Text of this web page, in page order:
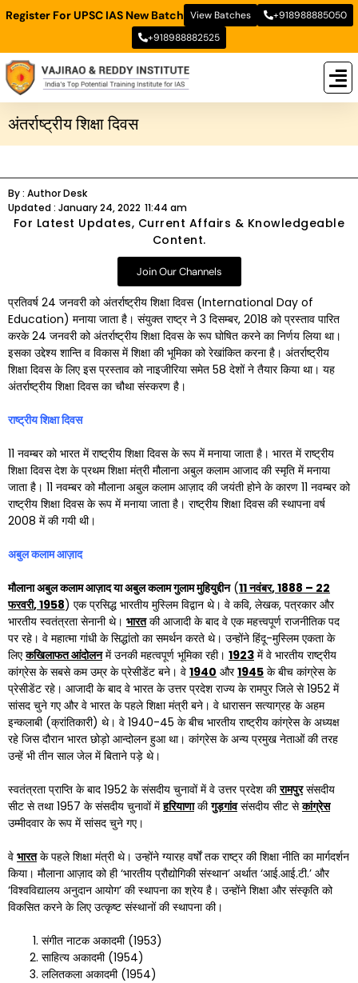
Register For UPSC IAS New Batch View Batches
+918988885050
+918988882525
अंतर्राष्ट्रीय शिक्षा दिवस
By : Author Desk
Updated : January 24, 2022 11:44 am
For Latest Updates, Current Affairs & Knowledgeable
Content.
Join Our Channels
प्रतिवर्ष 24 जनवरी को अंतर्राष्ट्रीय शिक्षा दिवस (International Day of
Education) मनाया जाता है। संयुक्त राष्ट्र ने 3 दिसम्बर, 2018 को प्रस्ताव पारित
करके 24 जनवरी को अंतर्राष्ट्रीय शिक्षा दिवस के रूप घोषित करने का निर्णय लिया था।
इसका उद्देश्य शान्ति व विकास में शिक्षा की भूमिका को रेखांकित करना है। अंतर्राष्ट्रीय
शिक्षा दिवस के लिए इस प्रस्ताव को नाइजीरिया समेत 58 देशों ने तैयार किया था। यह
अंतर्राष्ट्रीय शिक्षा दिवस का चौथा संस्करण है।
राष्ट्रीय शिक्षा दिवस
11 नवम्बर को भारत में राष्ट्रीय शिक्षा दिवस के रूप में मनाया जाता है। भारत में राष्ट्रीय
शिक्षा दिवस देश के प्रथम शिक्षा मंत्री मौलाना अबुल कलाम आजाद की स्मृति में मनाया
जाता है। 11 नवम्बर को मौलाना अबुल कलाम आज़ाद की जयंती होने के कारण 11 नवम्बर को
राष्ट्रीय शिक्षा दिवस के रूप में मनाया जाता है। राष्ट्रीय शिक्षा दिवस की स्थापना वर्ष
2008 में की गयी थी।
अबुल कलाम आज़ाद
मौलाना अबुल कलाम आज़ाद या अबुल कलाम गुलाम मुहियुद्दीन(11नवंबर, 1888 – 22
फरवरी, 1958) एक प्रसिद्ध भारतीय मुस्लिम विद्वान थे। वे कवि, लेखक, पत्रकार और
भारतीय स्वतंत्रता सेनानी थे। भारतकी आजादी के बाद वे एक महत्त्वपूर्ण राजनीतिक पद
पर रहे। वे महात्मा गांधी के सिद्धांतो का समर्थन करते थे। उन्होंने हिंदू-मुस्लिम एकता के
लिएकखिलाफत आंदोलनमें उनकी महत्वपूर्ण भूमिका रही। 1923 में वे भारतीय राष्ट्रीय
कांग्रेस के सबसे कम उम्र के प्रेसीडेंट बने। वे 1940 और1945 के बीच कांग्रेस के
प्रेसीडेंट रहे। आजादी के बाद वे भारत के उत्तर प्रदेश राज्य के रामपुर जिले से 1952 में
सांसद चुने गए और वे भारत के पहले शिक्षा मंत्री बने। वे धारासन सत्याग्रह के अहम
इन्कलाबी (क्रांतिकारी) थे। वे 1940-45 के बीच भारतीय राष्ट्रीय कांग्रेस के अध्यक्ष
रहे जिस दौरान भारत छोड़ो आन्दोलन हुआ था। कांग्रेस के अन्य प्रमुख नेताओं की तरह
उन्हें भी तीन साल जेल में बिताने पड़े थे।
स्वतंत्रता प्राप्ति के बाद 1952 के संसदीय चुनावों में वे उत्तर प्रदेश कीरामपुरसंसदीय
सीट से तथा 1957 के संसदीय चुनावों मेंहरियाणाकीगुड़गांवसंसदीय सीट सेकांग्रेस
उम्मीदवार के रूप में सांसद चुने गए।
वे भारतके पहले शिक्षा मंत्री थे। उन्होंने ग्यारह वर्षों तक राष्ट्र की शिक्षा नीति का मार्गदर्शन
किया। मौलाना आज़ाद को ही ‘भारतीय प्रौद्योगिकी संस्थान’ अर्थात ‘आई.आई.टी.’ और
‘विश्वविद्यालय अनुदान आयोग’ की स्थापना का श्रेय है। उन्होंने शिक्षा और संस्कृति को
विकसित करने के लिए उत्कृष्ट संस्थानों की स्थापना की।
संगीत नाटक अकादमी (1953)
साहित्य अकादमी (1954)
ललितकला अकादमी (1954)